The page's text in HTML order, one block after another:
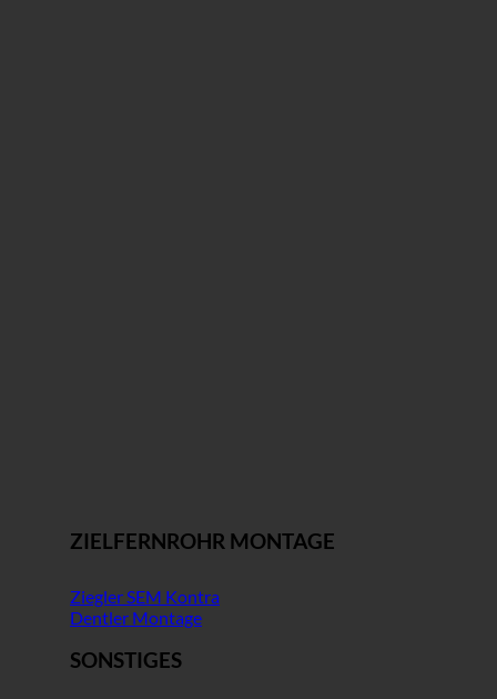
ZIELFERNROHR MONTAGE
Ziegler SEM Kontra
Dentler Montage
SONSTIGES